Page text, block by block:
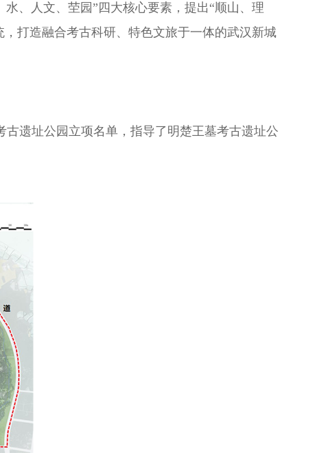
、人文、茔园”四大核心要素，提出“顺山、理
打造融合考古科研、特色文旅于一体的武汉新城
遗址公园立项名单，指导了明楚王墓考古遗址公